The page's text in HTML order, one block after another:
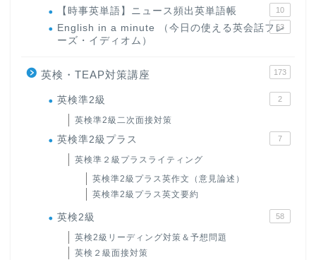
【時事英単語】ニュース頻出英単語帳 10
English in a minute （今日の使える英会話フレ
ーズ・イディオム）
63
英検・TEAP対策講座 173
英検準2級 2
英検準2級二次面接対策
英検準2級プラス 7
英検準２級プラスライティング
英検準2級プラス英作文（意見論述）
英検準2級プラス英文要約
英検2級 58
英検2級リーディング対策＆予想問題
英検２級面接対策